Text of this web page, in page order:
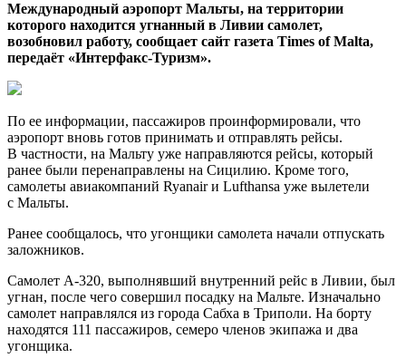
Международный аэропорт Мальты, на территории
которого находится угнанный в Ливии самолет,
возобновил работу, сообщает сайт газета Times of Malta,
передаёт «Интерфакс-Туризм».
По ее информации, пассажиров проинформировали, что
аэропорт вновь готов принимать и отправлять рейсы.
В частности, на Мальту уже направляются рейсы, который
ранее были перенаправлены на Сицилию. Кроме того,
самолеты авиакомпаний Ryanair и Lufthansa уже вылетели
с Мальты.
Ранее сообщалось, что угонщики самолета начали отпускать
заложников.
Самолет А-320, выполнявший внутренний рейс в Ливии, был
угнан, после чего совершил посадку на Мальте. Изначально
самолет направлялся из города Сабха в Триполи. На борту
находятся 111 пассажиров, семеро членов экипажа и два
угонщика.